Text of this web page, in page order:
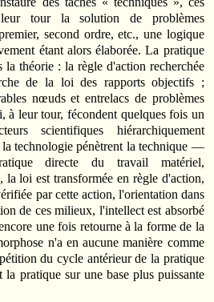
leur tour la solution de problèmes
second ordre, etc., une logique
étant alors élaborée. La pratique
la théorie : la règle d'action recherchée
de la loi des rapports objectifs ;
nœuds et entrelacs de problèmes
à leur tour, fécondent quelques fois un
scientifiques hiérarchiquement
technologie pénètrent la technique —
directe du travail matériel,
la loi est transformée en règle d'action,
par cette action, l'orientation dans
de ces milieux, l'intellect est absorbé
une fois retourne à la forme de la
n'a en aucune manière comme
du cycle antérieur de la pratique
pratique sur une base plus puissante